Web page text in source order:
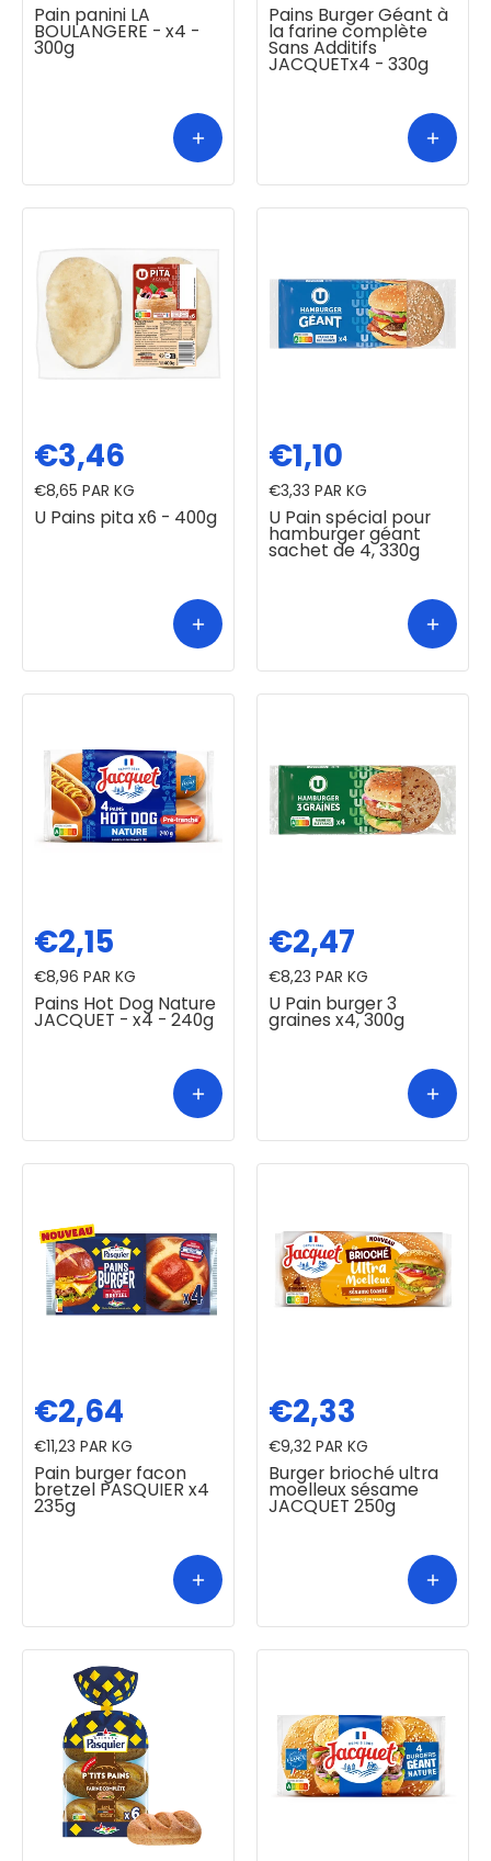
Pain panini LA
BOULANGERE - x4 -
300g
Pains Burger Géant à
la farine complète
Sans Additifs
JACQUETx4 - 330g
U Pains pita x6 - 400g
€3,46
€8,65 PAR KG
U Pain spécial pour
hamburger géant
sachet de 4, 330g
€1,10
€3,33 PAR KG
Pains Hot Dog Nature
JACQUET - x4 - 240g
€2,15
€8,96 PAR KG
U Pain burger 3
graines x4, 300g
€2,47
€8,23 PAR KG
Pain burger facon
bretzel PASQUIER x4
235g
€2,64
€11,23 PAR KG
Burger brioché ultra
moelleux sésame
JACQUET 250g
€2,33
€9,32 PAR KG